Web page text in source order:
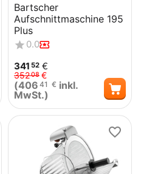
Bartscher
Aufschnittmaschine 195
Plus
0.0
341 52 €
35208 €
(406 41 € inkl.
MwSt.)